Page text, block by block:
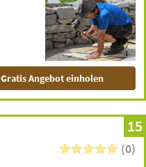
Gratis Angebot einholen
15
(0)